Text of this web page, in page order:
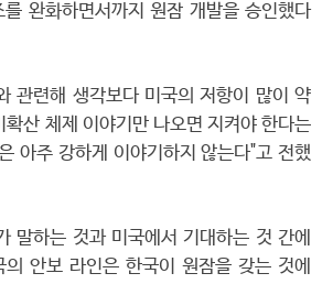
완화하면서까지 원잠 개발을 승인했다
관련해 생각보다 미국의 저항이 많이 약
산 체제 이야기만 나오면 지켜야 한다는
아주 강하게 이야기하지 않는다"고 전했
말하는 것과 미국에서 기대하는 것 간에
안보 라인은 한국이 원잠을 갖는 것에